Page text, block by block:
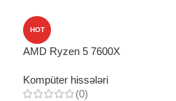
HOT
AMD Ryzen 5 7600X
Kompüter hissələri
(0)